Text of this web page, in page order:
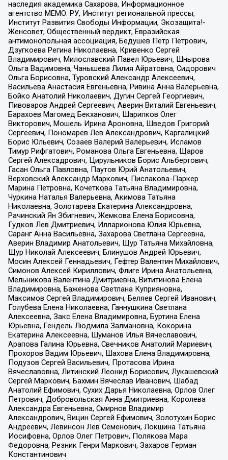
наследия академика Сахарова, Информационное
агентство МЕМО. РУ, Институт региональной прессы,
Институт Развития Свободы Информации, Экозащита!-
Женсовет, Общественный вердикт, Евразийская
антимонопольная ассоциация, Бедушев Петр Петрович,
Дзугкоева Регина Николаевна, Кривенко Сергей
Владимирович, Милославский Павел Юрьевич, Шнырова
Ольга Вадимовна, Чанышева Лилия Айратовна, Сидорович
Ольга Борисовна, Туровский Александр Алексеевич,
Васильева Анастасия Евгеньевна, Ривина Анна Валерьевна,
Бойко Анатолий Николаевич, Дугин Сергей Георгиевич,
Пивоваров Андрей Сергеевич, Аверин Виталий Евгеньевич,
Барахоев Магомед Бекханович, Шарипков Олег
Викторович, Мошель Ирина Ароновна, Шведов Григорий
Сергеевич, Пономарев Лев Александрович, Каргалицкий
Борис Юльевич, Созаев Валерий Валерьевич, Исламов
Тимур Рифгатович, Романова Ольга Евгеньевна, Щаров
Сергей Алексадрович, Цирульников Борис Альбертович,
Гасан Ольга Павловна, Паутов Юрий Анатольевич,
Верховский Александр Маркович, Пислакова-Паркер
Марина Петровна, Кочеткова Татьяна Владимировна,
Чуркина Наталья Валерьевна, Акимова Татьяна
Николаевна, Золотарева Екатерина Александровна,
Рачинский Ян Збигневич, Жемкова Елена Борисовна,
Гудков Лев Дмитриевич, Илларионова Юлия Юрьевна,
Саранг Анна Васильевна, Захарова Светлана Сергеевна,
Аверин Владимир Анатольевич, Щур Татьяна Михайловна,
Щур Николай Алексеевич, Блинушов Андрей Юрьевич,
Мосин Алексей Геннадьевич, Гефтер Валентин Михайлович,
Симонов Алексей Кириллович, Флиге Ирина Анатольевна,
Мельникова Валентина Дмитриевна, Вититинова Елена
Владимировна, Баженова Светлана Куприяновна,
Максимов Сергей Владимирович, Беляев Сергей Иванович,
Голубева Елена Николаевна, Ганнушкина Светлана
Алексеевна, Закс Елена Владимировна, Буртина Елена
Юрьевна, Гендель Людмила Залмановна, Кокорина
Екатерина Алексеевна, Шуманов Илья Вячеславович,
Арапова Галина Юрьевна, Свечников Анатолий Мариевич,
Прохоров Вадим Юрьевич, Шахова Елена Владимировна,
Подузов Сергей Васильевич, Протасова Ирина
Вячеславовна, Литинский Леонид Борисович, Лукашевский
Сергей Маркович, Бахмин Вячеслав Иванович, Шабад
Анатолий Ефимович, Сухих Дарья Николаевна, Орлов Олег
Петрович, Добровольская Анна Дмитриевна, Королева
Александра Евгеньевна, Смирнов Владимир
Александрович, Вицин Сергей Ефимович, Золотухин Борис
Андреевич, Левинсон Лев Семенович, Локшина Татьяна
Иосифовна, Орлов Олег Петрович, Полякова Мара
Федоровна, Резник Генри Маркович, Захаров Герман
Константинович